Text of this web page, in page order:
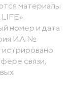
материалы
номер и дата
ИА №
связи,